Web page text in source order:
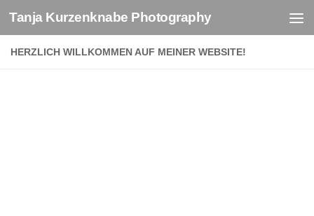
Zum Inhalt springen
Tanja Kurzenknabe Photography
HERZLICH WILLKOMMEN AUF MEINER WEBSITE!